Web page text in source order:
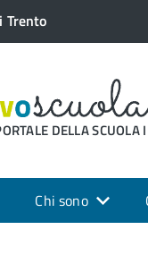
Trento
DELLA SCUOLA
Chi sono